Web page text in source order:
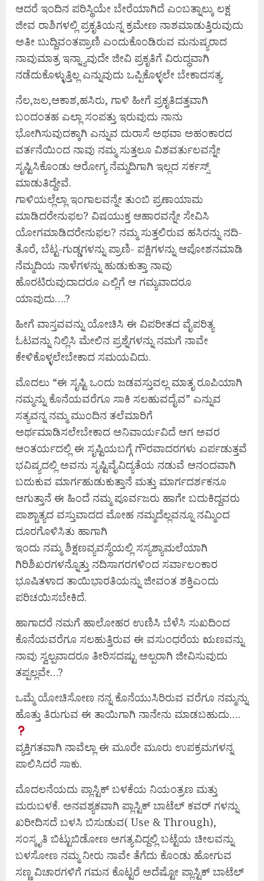
ಆದರೆ ಇಂದಿನ ಪರಿಸ್ಥಿಯೇ ಬೇರೆಯಾಗಿದೆ ಎಂಬತ್ನಾಲ್ಕು ಲಕ್ಷ
ಜೀವ ರಾಶಿಗಳಲ್ಲಿ ಪ್ರಕೃತಿಯನ್ನ ಕ್ರಮೇಣ ನಾಶಮಾಡುತ್ತಿರುವುದು
ಅತೀ ಬುದ್ದಿವಂತಪ್ರಾಣಿ ಎಂದುಕೊಂಡಿರುವ ಮನುಷ್ಯರಾದ
ನಾವುಮಾತ್ರ ಇನ್ನ್ಯಾವುದೇ ಜೀವಿ ಪ್ರಕೃತಿಗೆ ವಿರುದ್ಧವಾಗಿ
ನಡೆದುಕೊಳ್ಳುತ್ತಿಲ್ಲ ಎನ್ನುವುದು ಒಪ್ಪಿಕೊಳ್ಳಲೇ ಬೇಕಾದಸತ್ಯ.
ನೆಲ,ಜಲ,ಆಕಾಶ,ಹಸಿರು, ಗಾಳಿ ಹೀಗೆ ಪ್ರಕೃತಿದತ್ತವಾಗಿ
ಬಂದಂತಹ ಎಲ್ಲಾ ಸಂಪತ್ತು ಇರುವುದು ನಾನು
ಭೋಗಿಸುವುದಕ್ಕಾಗಿ ಎನ್ನುವ ದುರಾಸೆ ಅಥವಾ ಅಹಂಕಾರದ
ವರ್ತನೆಯಿಂದ ನಾವು ನಮ್ಮ ಸುತ್ತಲೂ ವಿಶವರ್ತುಲವನ್ನೇ
ಸೃಷ್ಟಿಸಿಕೊಂಡು ಆರೋಗ್ಯ ನೆಮ್ಮದಿಗಾಗಿ ಇಲ್ಲದ ಸರ್ಕಸ್ಸ್
ಮಾಡುತಿದ್ದೇವೆ.
ಗಾಳಿಯಲ್ಲೆಲ್ಲಾ ಇಂಗಾಲವನ್ನೇ ತುಂಬಿ ಪ್ರಣಾಯಾಮ
ಮಾಡಿದರೇನುಫಲ? ವಿಷಯುಕ್ತ ಆಹಾರವನ್ನೇ ಸೇವಿಸಿ
ಯೋಗಮಾಡಿದರೇನುಫಲ? ನಮ್ಮ ಸುತ್ತಲಿರುವ ಹಸಿರನ್ನು ನದಿ-
ತೊರೆ, ಬೆಟ್ಟ-ಗುಡ್ಡಗಳನ್ನು ಪ್ರಾಣಿ- ಪಕ್ಷಿಗಳನ್ನು ಆಪೋಶನಮಾಡಿ
ನೆಮ್ಮದಿಯ ನಾಳೆಗಳನ್ನು ಹುಡುಕುತ್ತಾ ನಾವು
ಹೊರಟಿರುವುದಾದರೂ ಎಲ್ಲಿಗೆ ಆ ಗಮ್ಯವಾದರೂ
ಯಾವುದು….?
ಹೀಗೆ ವಾಸ್ತವವನ್ನು ಯೋಚಿಸಿ ಈ ವಿಪರೀತದ ವೈಪರಿತ್ಯ
ಓಟವನ್ನು ನಿಲ್ಲಿಸಿ ಮೇಲಿನ ಪ್ರಶ್ನೆಗಳನ್ನು ನಮಗೆ ನಾವೇ
ಕೇಳಿಕೊಳ್ಳಲೇಬೇಕಾದ ಸಮಯವಿದು.
ಮೊದಲು “ಈ ಸೃಷ್ಟಿ ಒಂದು ಜಡವಸ್ತುವಲ್ಲ ಮಾತೃ ರೂಪಿಯಾಗಿ
ನಮ್ಮನ್ನು ಕೊನೆಯವರೆಗೂ ಸಾಕಿ ಸಲಹುವದೈವ” ಎನ್ನುವ
ಸತ್ಯವನ್ನ ನಮ್ಮ ಮುಂದಿನ ತಲೆಮಾರಿಗೆ
ಅರ್ಥಮಾಡಿಸಲೇಬೇಕಾದ ಅನಿವಾರ್ಯವಿದೆ ಆಗ ಅವರ
ಆಂತರ್ಯದಲ್ಲಿ ಈ ಸೃಷ್ಟಿಯಬಗ್ಗೆ ಗೌರವಾದರಗಳು ಏರ್ಪಡುತ್ತವೆ
ಭವಿಷ್ಯದಲ್ಲಿ ಅವನು ಸೃಷ್ಟಿವೈವಿದ್ಯತೆಯ ನಡುವೆ ಆನಂದವಾಗಿ
ಬದುಕುವ ಮಾರ್ಗಹುಡುಕುತ್ತಾನೆ ಮತ್ತು ಮಾರ್ಗದರ್ಶಕನೂ
ಆಗುತ್ತಾನೆ ಈ ಹಿಂದೆ ನಮ್ಮ ಪೂರ್ವಜರು ಹಾಗೇ ಬದುಕಿದ್ದವರು
ಪಾಶ್ಚಾತ್ಯದ ವಸ್ತುವಾದದ ಮೋಹ ನಮ್ಮದೆಲ್ಲವನ್ನೂ ನಮ್ಮಿಂದ
ದೂರಗೊಳಿಸಿತು ಹಾಗಾಗಿ
ಇಂದು ನಮ್ಮ ಶಿಕ್ಷಣವ್ಯವಸ್ಥೆಯಲ್ಲಿ ಸಸ್ಯಶ್ಯಾಮಲೆಯಾಗಿ
ಗಿರಿಶಿಖರಗಳನ್ನೊತ್ತು ನದಿಸಾಗರಗಳಿಂದ ಸರ್ವಾಲಂಕಾರ
ಭೂಷಿತಳಾದ ತಾಯಿಭಾರತಿಯನ್ನು ಜೀವಂತ ಶಕ್ತಿಎಂದು
ಪರಿಚಯಿಸಬೇಕಿದೆ.
ಹಾಗಾದರೆ ನಮಗೆ ಹಾಲೋಹರ ಉಣಿಸಿ ಬೆಳೆಸಿ ಸುಖದಿಂದ
ಕೊನೆಯವರೆಗೂ ಸಲಹುತ್ತಿರುವ ಈ ವಸುಂಧರೆಯ ಋಣವನ್ನು
ನಾವು ಸ್ವಲ್ಪವಾದರೂ ತೀರಿಸದಷ್ಟು ಅಲ್ಪರಾಗಿ ಜೀವಿಸುವುದು
ತಪ್ಪಲ್ಲವೇ…?
ಒಮ್ಮೆ ಯೋಚಿಸೋಣ ನನ್ನ ಕೊನೆಯುಸಿರಿರುವ ವರೆಗೂ ನಮ್ಮನ್ನು
ಹೊತ್ತು ತಿರುಗುವ ಈ ತಾಯಿಗಾಗಿ ನಾನೇನು ಮಾಡಬಹುದು….
ವ್ಯಕ್ತಿಗತವಾಗಿ ನಾವೆಲ್ಲಾ ಈ ಮೂರೇ ಮೂರು ಉಪಕ್ರಮಗಳನ್ನ
ಪಾಲಿಸಿದರೆ ಸಾಕು.
ಮೊದಲನೆಯದು ಪ್ಲಾಸ್ಟಿಕ್ ಬಳಕೆಯ ನಿಯಂತ್ರಣ ಮತ್ತು
ಮರುಬಳಕೆ. ಅನವಶ್ಯಕವಾಗಿ ಪ್ಲಾಸ್ಟಿಕ್ ಬಾಟೆಲ್ ಕವರ್ ಗಳನ್ನು
ಖರೀದಿಸದೆ ಬಳಸಿ ಬಿಸುಡುವ( Use & Through),
ಸಂಸ್ಕೃತಿ ಬಿಟ್ಟುಬಿಡೋಣ ಅಗತ್ಯವಿದ್ದಲ್ಲಿ ಬಟ್ಟೆಯ ಚೀಲವನ್ನು
ಬಳಸೋಣ ನಮ್ಮ ನೀರು ನಾವೇ ತೆಗೆದು ಕೊಂಡು ಹೋಗುವ
ಸಣ್ಣ ವಿಚಾರಗಳಿಗೆ ಗಮನ ಕೊಟ್ಟರೆ ಅದೆಷ್ಟೋ ಪ್ಲಾಸ್ಟಿಕ್ ಬಾಟೆಲ್